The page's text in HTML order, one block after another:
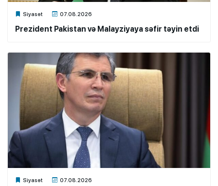
Siyasət 07.08.2026
Xalq.Online
Prezident Pakistan və Malayziyaya səfir təyin etdi
Siyasət 07.08.2026
Xalq.Online